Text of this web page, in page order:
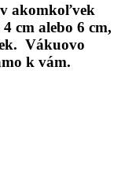
akomkoľvek
cm alebo 6 cm,
Vákuovo
k vám.